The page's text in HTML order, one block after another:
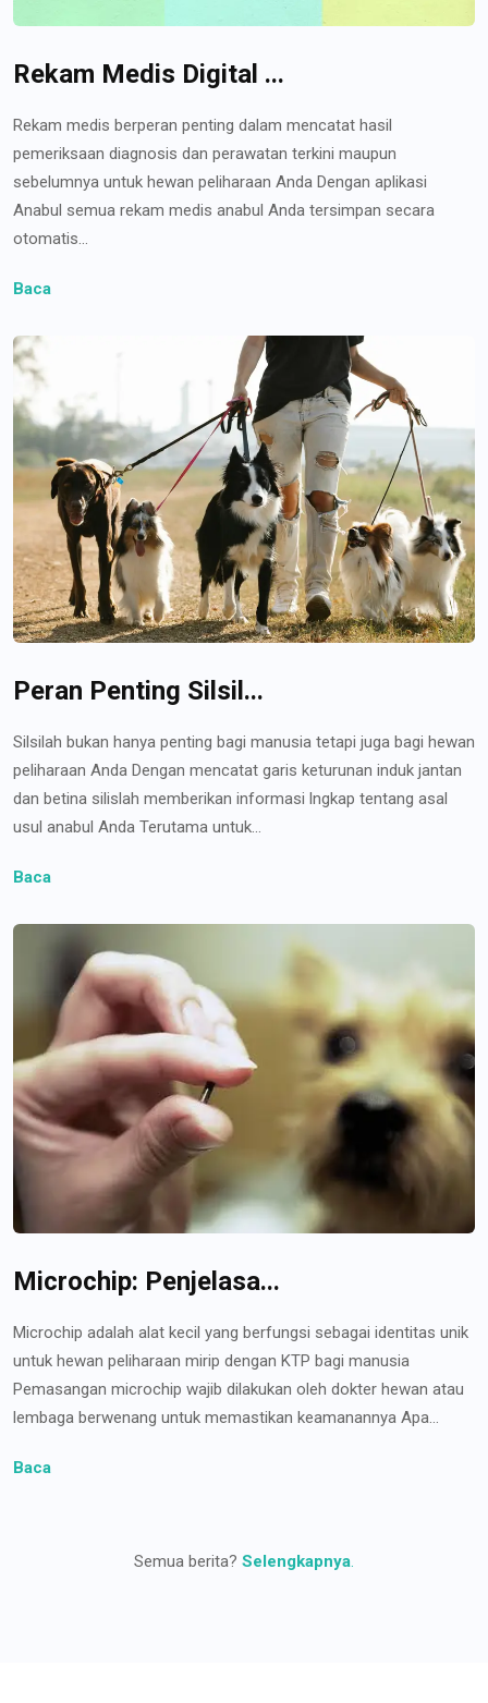
Rekam Medis Digital ...
Rekam medis berperan penting dalam mencatat hasil
pemeriksaan diagnosis dan perawatan terkini maupun
sebelumnya untuk hewan peliharaan Anda Dengan aplikasi
Anabul semua rekam medis anabul Anda tersimpan secara
otomatis...
Baca
Peran Penting Silsil...
Silsilah bukan hanya penting bagi manusia tetapi juga bagi hewan
peliharaan Anda Dengan mencatat garis keturunan induk jantan
dan betina silislah memberikan informasi lngkap tentang asal
usul anabul Anda Terutama untuk...
Baca
Microchip: Penjelasa...
Microchip adalah alat kecil yang berfungsi sebagai identitas unik
untuk hewan peliharaan mirip dengan KTP bagi manusia
Pemasangan microchip wajib dilakukan oleh dokter hewan atau
lembaga berwenang untuk memastikan keamanannya Apa...
Baca
Semua berita? Selengkapnya